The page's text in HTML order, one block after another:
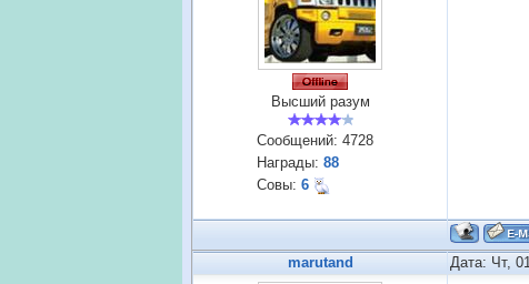
Высший разум
Сообщений: 4728
Награды: 88
Совы: 6
marutand Дата: Чт,